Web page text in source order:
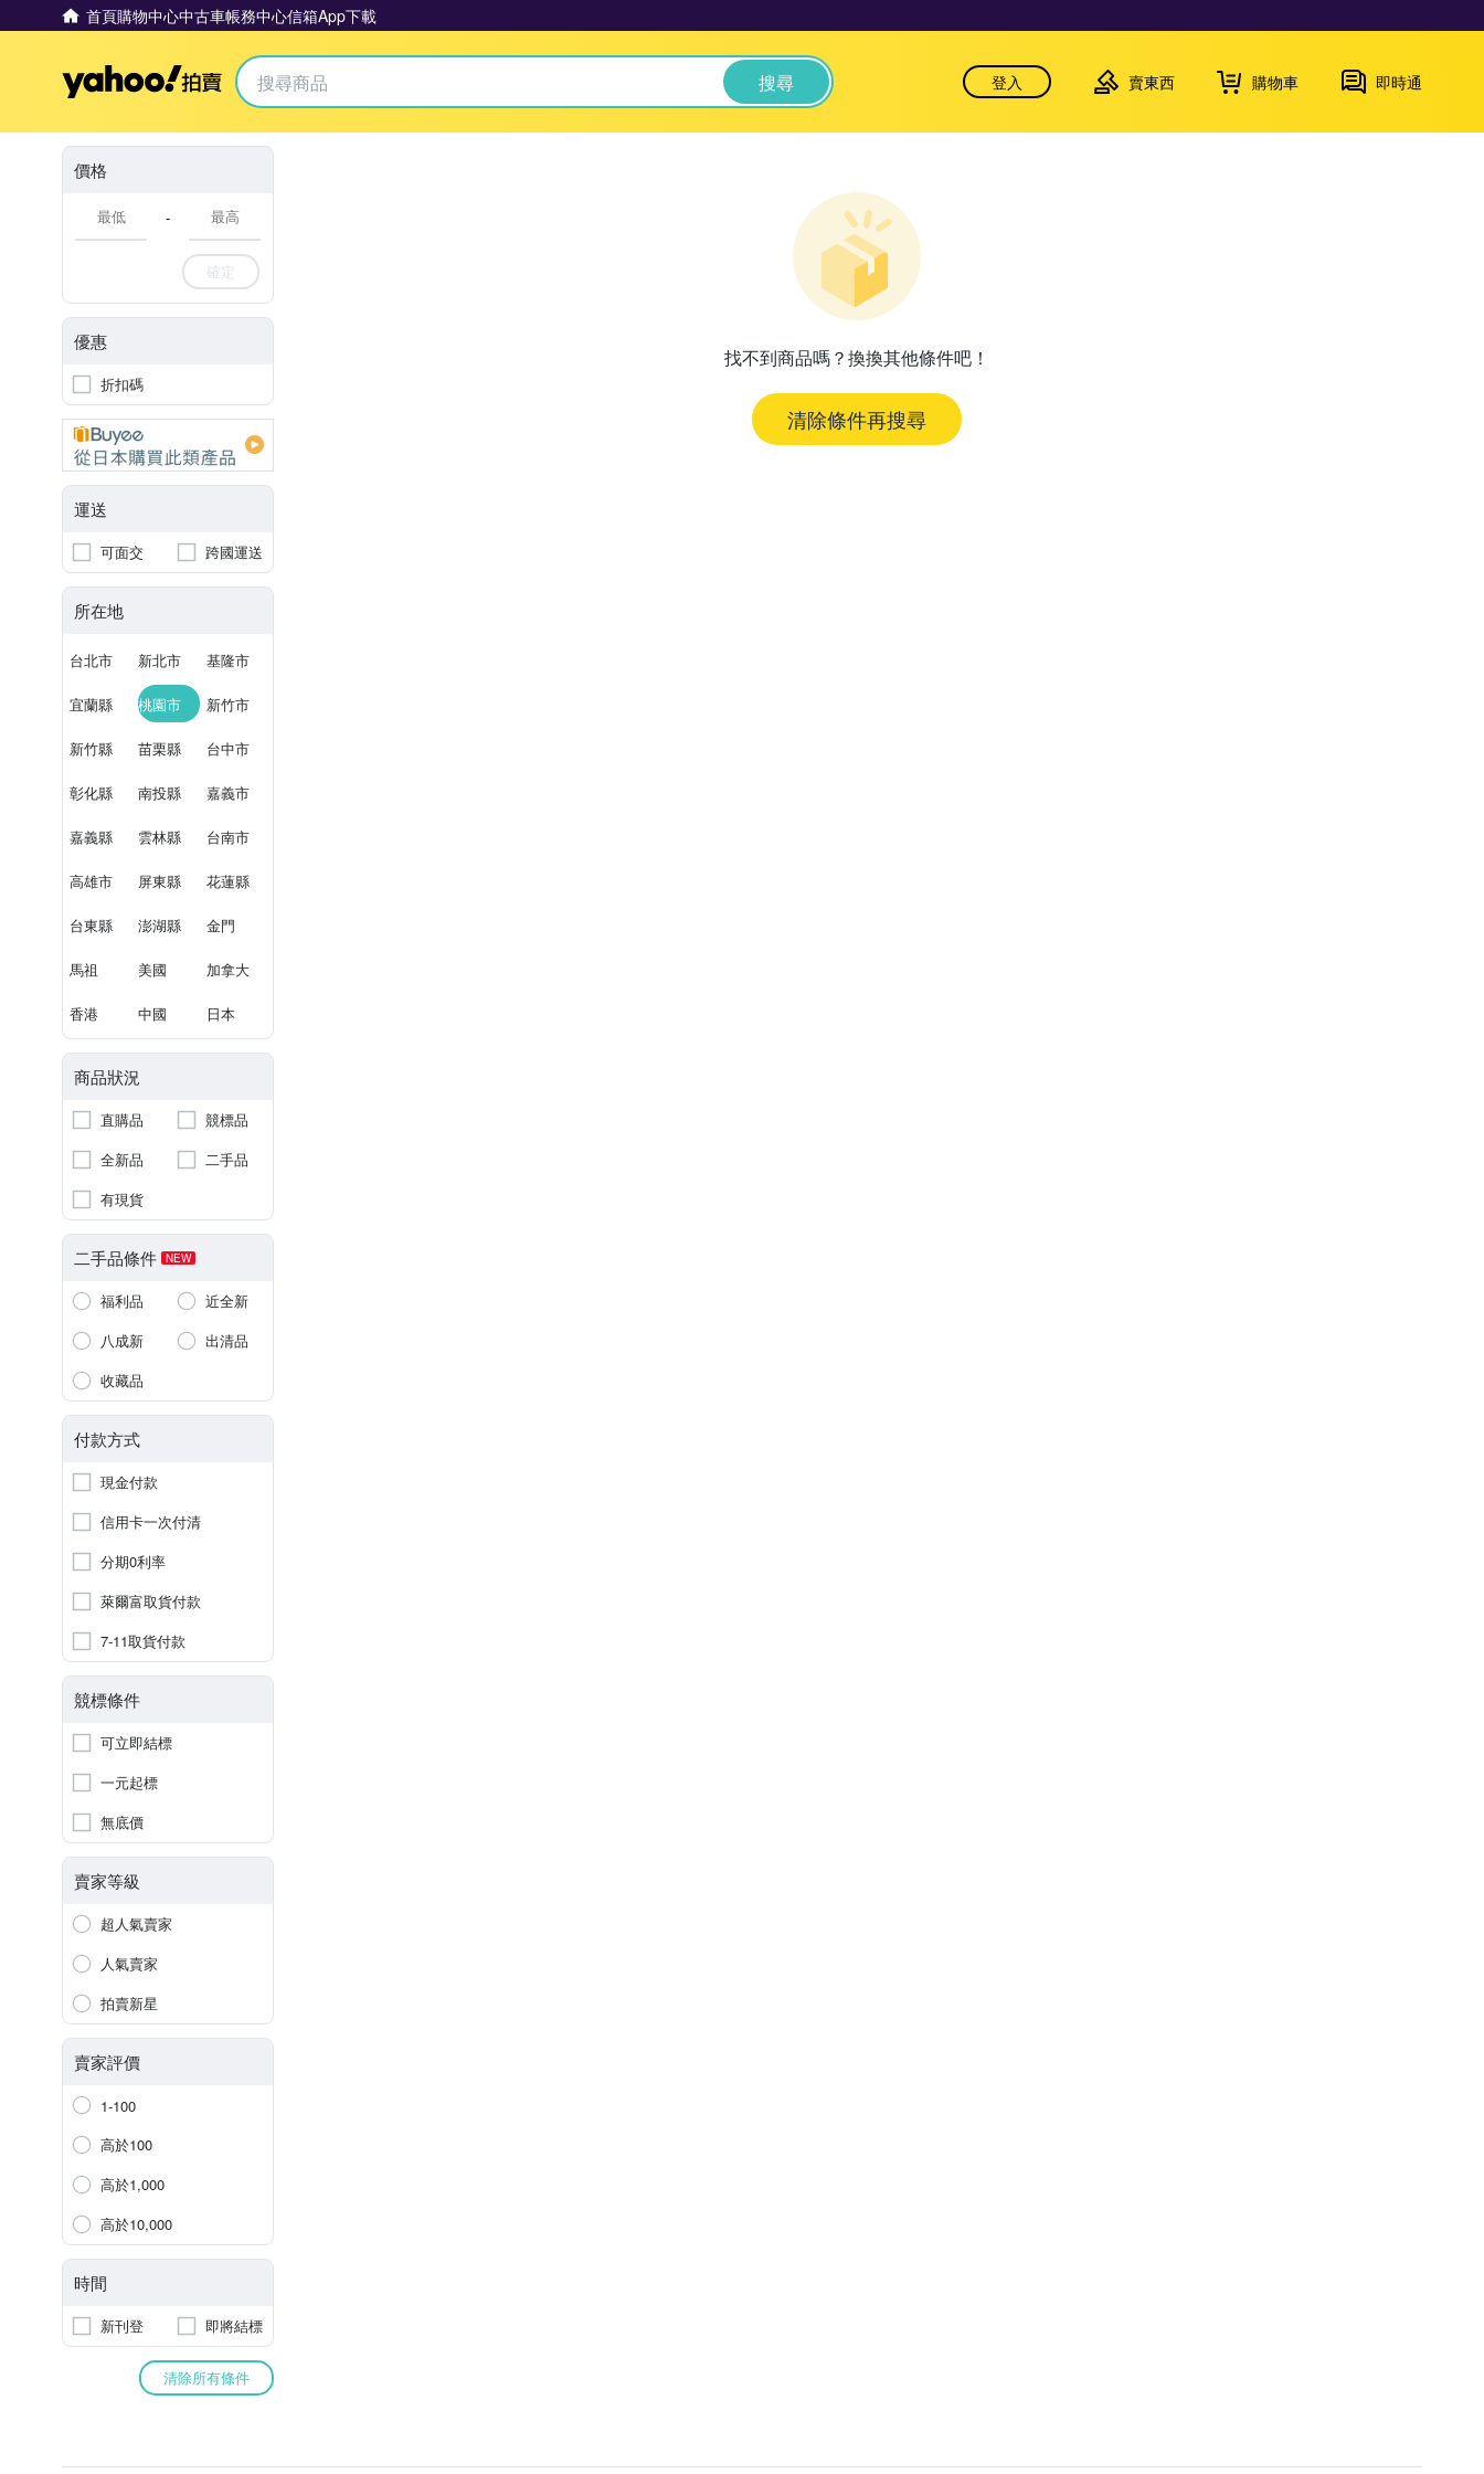
首頁購物中心中古車帳務中心信箱App下載
Yahoo拍賣 搜尋 登入 賣東西 購物車 即時通
價格
-
確定
優惠
折扣碼
運送
可面交 跨國運送
所在地
台北市 新北市 基隆市
宜蘭縣 桃園市 新竹市
新竹縣 苗栗縣 台中市
彰化縣 南投縣 嘉義市
嘉義縣 雲林縣 台南市
高雄市 屏東縣 花蓮縣
台東縣 澎湖縣 金門
馬祖 美國 加拿大
香港 中國 日本
商品狀況
直購品
競標品
全新品
二手品
有現貨
二手品條件 NEW
福利品
近全新
八成新
出清品
收藏品
付款方式
現金付款
信用卡一次付清
分期0利率
萊爾富取貨付款
7-11取貨付款
競標條件
可立即結標
一元起標
無底價
賣家等級
超人氣賣家
人氣賣家
拍賣新星
賣家評價
1-100
高於100
高於1,000
高於10,000
時間
新刊登 即將結標
清除所有條件
找不到商品嗎？換換其他條件吧！
清除條件再搜尋